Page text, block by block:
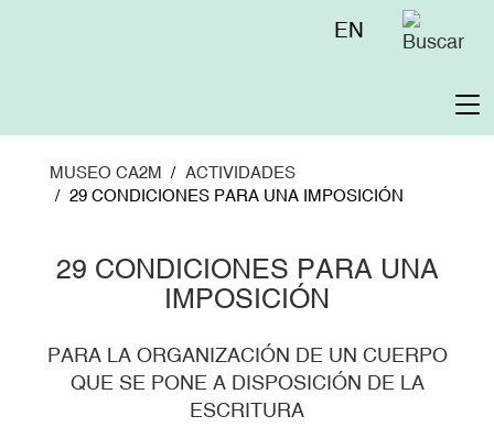
Menú
EN
MUSEO CA2M
ACTIVIDADES
29 CONDICIONES PARA UNA IMPOSICIÓN
29 CONDICIONES PARA UNA
IMPOSICIÓN
PARA LA ORGANIZACIÓN DE UN CUERPO
QUE SE PONE A DISPOSICIÓN DE LA
ESCRITURA